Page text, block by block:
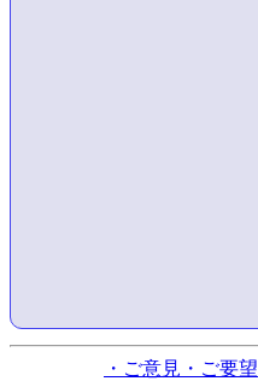
・ご意見・ご要望